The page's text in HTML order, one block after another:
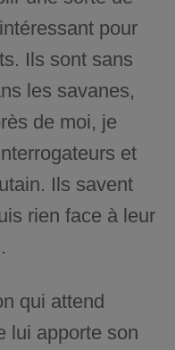
pour
Ils sont sans
les savanes,
de moi, je
et
Ils savent
rien face à leur
qui attend
lui apporte son